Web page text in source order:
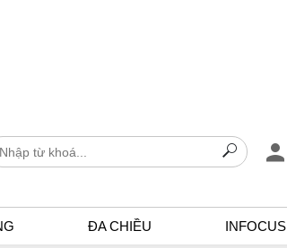
ĐA CHIỀU INFOCUS